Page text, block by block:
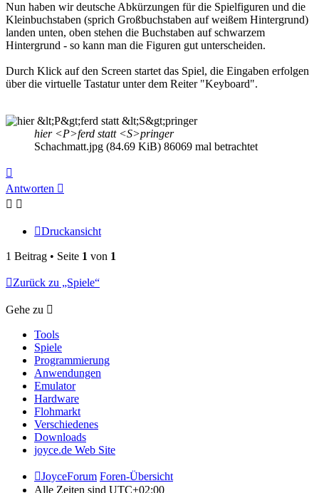
Nun haben wir deutsche Abkürzungen für die Spielfiguren und die
Kleinbuchstaben (sprich Großbuchstaben auf weißem Hintergrund)
landen unten, oben stehen die Buchstaben auf schwarzem
Hintergrund - so kann man die Figuren gut unterscheiden.
Durch Klick auf den Screen startet das Spiel, die Eingaben erfolgen
über die virtuelle Tastatur unter dem Reiter "Keyboard".
hier <P>ferd statt <S>pringer
Schachmatt.jpg (84.69 KiB) 86069 mal betrachtet
oben
Antworten
Druckansicht
1 Beitrag • Seite 1 von 1
Zurück zu „Spiele“
Gehe zu
Tools
Spiele
Programmierung
Anwendungen
Emulator
Hardware
Flohmarkt
Verschiedenes
Downloads
joyce.de Web Site
JoyceForum Foren-Übersicht
Alle Zeiten sind UTC+02:00